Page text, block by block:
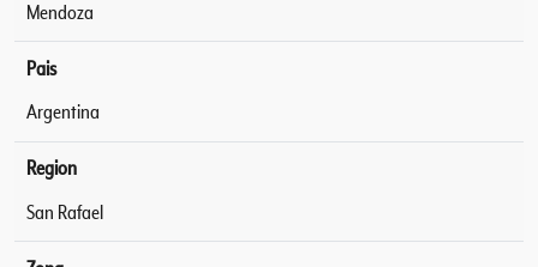
Mendoza
Pais
Argentina
Region
San Rafael